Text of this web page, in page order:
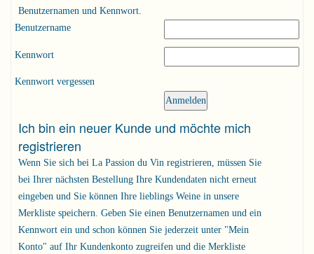
Benutzernamen und Kennwort.
Benutzername
Kennwort
Kennwort vergessen
Ich bin ein neuer Kunde und möchte mich
registrieren
Wenn Sie sich bei La Passion du Vin registrieren, müssen Sie
bei Ihrer nächsten Bestellung Ihre Kundendaten nicht erneut
eingeben und Sie können Ihre lieblings Weine in unsere
Merkliste speichern. Geben Sie einen Benutzernamen und ein
Kennwort ein und schon können Sie jederzeit unter "Mein
Konto" auf Ihr Kundenkonto zugreifen und die Merkliste